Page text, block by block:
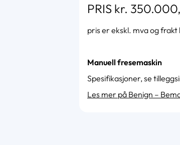
PRIS kr.
pris er ekskl. mva og frakt
Manuell fresemaskin
Spesifikasjoner, se
Les mer på Benign –